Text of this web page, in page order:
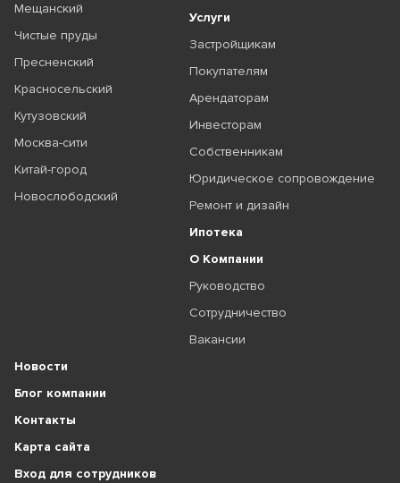
Мещанский
Чистые пруды
Пресненский
Красносельский
Кутузовский
Москва-сити
Китай-город
Новослободский
Услуги
Застройщикам
Покупателям
Арендаторам
Инвесторам
Собственникам
Юридическое сопровождение
Ремонт и дизайн
Ипотека
О Компании
Руководство
Сотрудничество
Вакансии
Новости
Блог компании
Контакты
Карта сайта
Вход для сотрудников